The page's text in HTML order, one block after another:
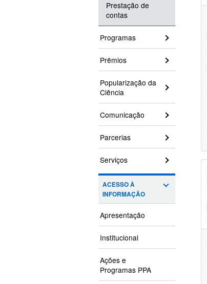
Prestação de
contas
Programas
Prêmios
Popularização da
Ciência
Comunicação
Parcerias
Serviços
ACESSO À
INFORMAÇÃO
Apresentação
Institucional
Ações e
Programas PPA